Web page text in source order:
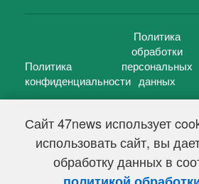
Сайт 47news использует
использовать сайт, вы
обработку данных в
Политика
конфиденциальности
Политика
обработки
персональных
данных
47 новостей (47 news)2005 — 2026 г.
Свидетельство о регистрации СМИ Эл №
Федеральной службой по надзору в сфере